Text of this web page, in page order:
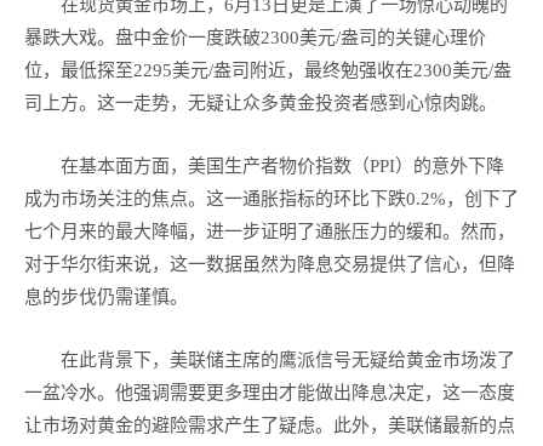
在现货黄金市场上，6月13日更是上演了一场惊心动魄的
暴跌大戏。盘中金价一度跌破2300美元/盎司的关键心理价
位，最低探至2295美元/盎司附近，最终勉强收在2300美元/盎
司上方。这一走势，无疑让众多黄金投资者感到心惊肉跳。
在基本面方面，美国生产者物价指数（PPI）的意外下降
成为市场关注的焦点。这一通胀指标的环比下跌0.2%，创下了
七个月来的最大降幅，进一步证明了通胀压力的缓和。然而，
对于华尔街来说，这一数据虽然为降息交易提供了信心，但降
息的步伐仍需谨慎。
在此背景下，美联储主席的鹰派信号无疑给黄金市场泼了
一盆冷水。他强调需要更多理由才能做出降息决定，这一态度
让市场对黄金的避险需求产生了疑虑。此外，美联储最新的点